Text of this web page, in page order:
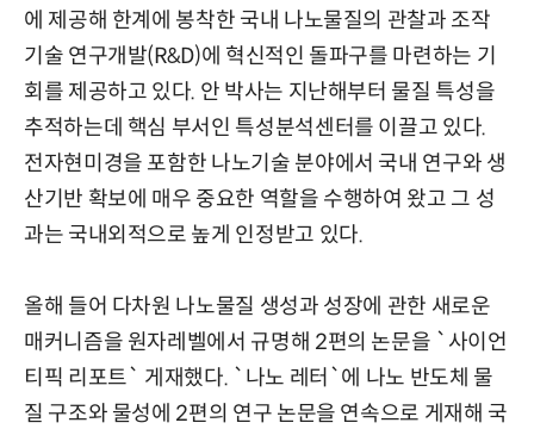
에 제공해 한계에 봉착한 국내 나노물질의 관찰과 조작
기술 연구개발(R&D)에 혁신적인 돌파구를 마련하는 기
회를 제공하고 있다. 안 박사는 지난해부터 물질 특성을
추적하는데 핵심 부서인 특성분석센터를 이끌고 있다.
전자현미경을 포함한 나노기술 분야에서 국내 연구와 생
산기반 확보에 매우 중요한 역할을 수행하여 왔고 그 성
과는 국내외적으로 높게 인정받고 있다.
올해 들어 다차원 나노물질 생성과 성장에 관한 새로운
매커니즘을 원자레벨에서 규명해 2편의 논문을 `사이언
티픽 리포트` 게재했다. `나노 레터`에 나노 반도체 물
질 구조와 물성에 2편의 연구 논문을 연속으로 게재해 국